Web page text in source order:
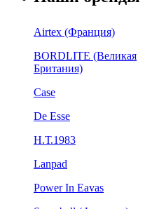
Airtex (Франция)
BORDLITE (Великая
Британия)
Case
De Esse
H.Т.1983
Lanpad
Power In Eavas